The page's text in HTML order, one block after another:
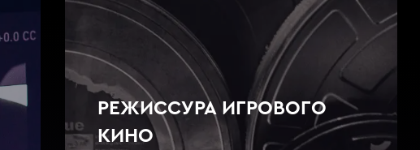
РЕЖИССУРА ИГРОВОГО
КИНО